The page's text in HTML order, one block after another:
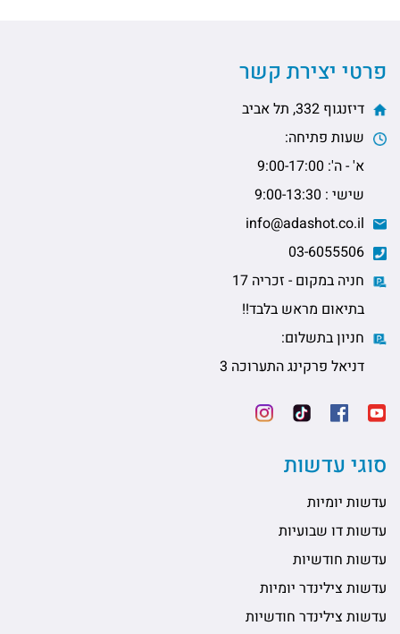
פרטי יצירת קשר
דיזנגוף 332, תל אביב
שעות פתיחה:
א' - ה': 9:00-17:00
שישי : 9:00-13:30
חניה במקום - זכריה 17
בתיאום מראש בלבד!!
חניון בתשלום:
דניאל פרקינג התערוכה 3
סוגי עדשות
עדשות יומיות
עדשות דו שבועיות
עדשות חודשיות
עדשות צילינדר יומיות
עדשות צילינדר חודשיות